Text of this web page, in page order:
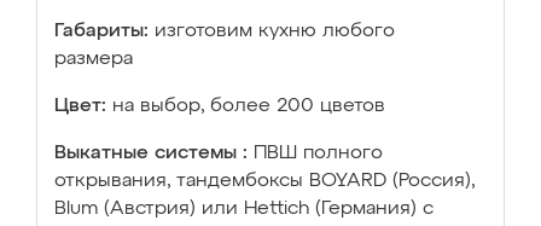
Габариты: изготовим кухню любого
размера
Цвет: на выбор, более 200 цветов
Выкатные системы :
ПВШ полного
открывания, тандембоксы BOYARD (Россия),
Blum (Австрия) или Hettich (Германия) с